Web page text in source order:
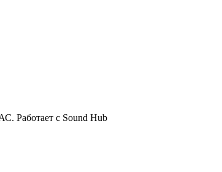
Работает с Sound Hub